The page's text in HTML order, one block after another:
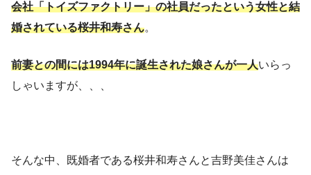
会社「トイズファクトリー」の社員だったという女性と結
婚されている桜井和寿さん。
前妻との間には1994年に誕生された娘さんが一人いらっ
しゃいますが、、、
そんな中、既婚者である桜井和寿さんと吉野美佳さんは